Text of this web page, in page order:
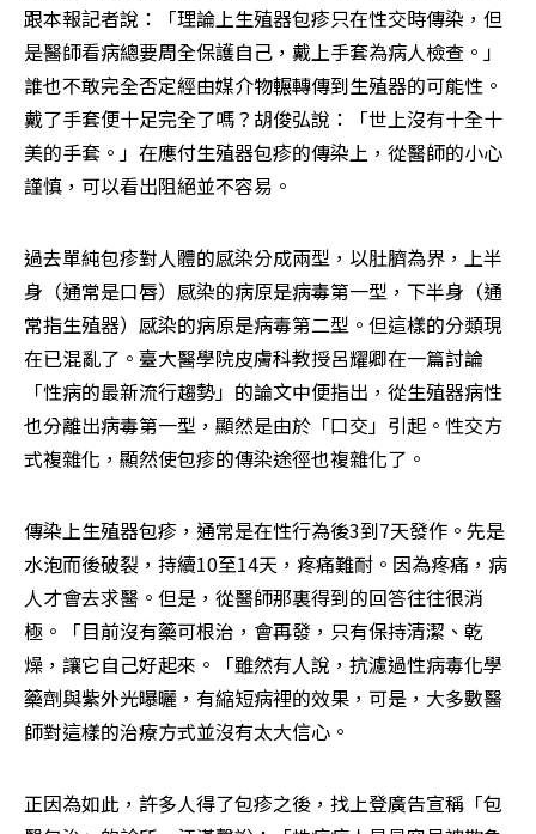
跟本報記者說：「理論上生殖器包疹只在性交時傳染，但
是醫師看病總要周全保護自己，戴上手套為病人檢查。」
誰也不敢完全否定經由媒介物輾轉傳到生殖器的可能性。
戴了手套便十足完全了嗎？胡俊弘說：「世上沒有十全十
美的手套。」在應付生殖器包疹的傳染上，從醫師的小心
謹慎，可以看出阻絕並不容易。
過去單純包疹對人體的感染分成兩型，以肚臍為界，上半
身（通常是口唇）感染的病原是病毒第一型，下半身（通
常指生殖器）感染的病原是病毒第二型。但這樣的分類現
在已混亂了。臺大醫學院皮膚科教授呂耀卿在一篇討論
「性病的最新流行趨勢」的論文中便指出，從生殖器病性
也分離出病毒第一型，顯然是由於「口交」引起。性交方
式複雜化，顯然使包疹的傳染途徑也複雜化了。
傳染上生殖器包疹，通常是在性行為後3到7天發作。先是
水泡而後破裂，持續10至14天，疼痛難耐。因為疼痛，病
人才會去求醫。但是，從醫師那裏得到的回答往往很消
極。「目前沒有藥可根治，會再發，只有保持清潔、乾
燥，讓它自己好起來。「雖然有人說，抗濾過性病毒化學
藥劑與紫外光曝曬，有縮短病裡的效果，可是，大多數醫
師對這樣的治療方式並沒有太大信心。
正因為如此，許多人得了包疹之後，找上登廣告宣稱「包